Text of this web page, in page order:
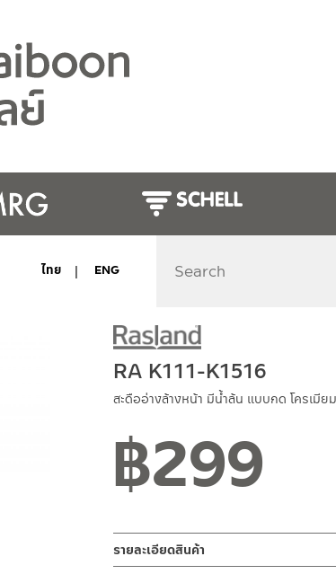
ไทย ENG
RA K111-K1516
สะดืออ่างล้างหน้า มีน้ำล้น แบบกด โครเมียม
฿299
รายละเอียดสินค้า